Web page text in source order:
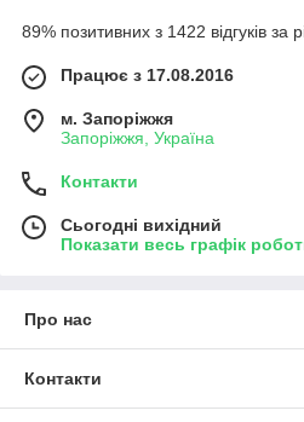
89% позитивних з 1422 відгуків за
Працює з 17.08.2016
м. Запоріжжя
Запоріжжя, Україна
Контакти
Сьогодні вихідний
Показати весь графік
Про нас
Контакти